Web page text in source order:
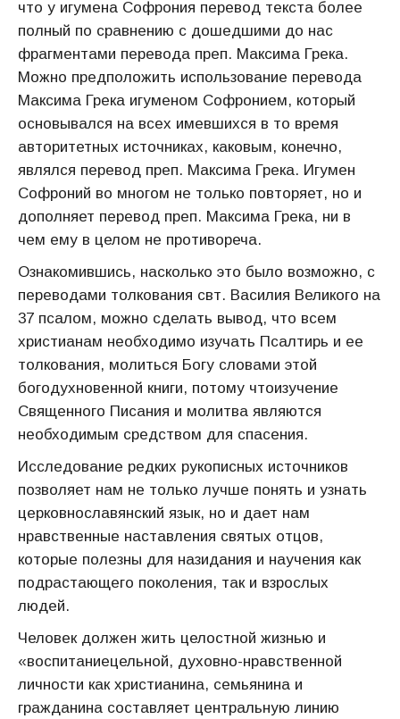
что у игумена Софрония перевод текста более
полный по сравнению с дошедшими до нас
фрагментами перевода преп. Максима Грека.
Можно предположить использование перевода
Максима Грека игуменом Софронием, который
основывался на всех имевшихся в то время
авторитетных источниках, каковым, конечно,
являлся перевод преп. Максима Грека. Игумен
Софроний во многом не только повторяет, но и
дополняет перевод преп. Максима Грека, ни в
чем ему в целом не противореча.
Ознакомившись, насколько это было возможно, с
переводами толкования свт. Василия Великого на
37 псалом, можно сделать вывод, что всем
христианам необходимо изучать Псалтирь и ее
толкования, молиться Богу словами этой
богодухновенной книги, потому чтоизучение
Священного Писания и молитва являются
необходимым средством для спасения.
Исследование редких рукописных источников
позволяет нам не только лучше понять и узнать
церковнославянский язык, но и дает нам
нравственные наставления святых отцов,
которые полезны для назидания и научения как
подрастающего поколения, так и взрослых
людей.
Человек должен жить целостной жизнью и
«воспитаниецельной, духовно-нравственной
личности как христианина, семьянина и
гражданина составляет центральную линию